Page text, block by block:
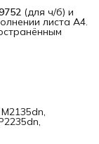
(для ч/б) и
листа A4.